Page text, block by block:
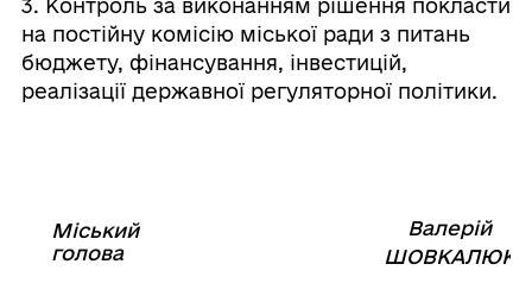
3. Контроль за виконанням рішення покласти
на постійну комісію міської ради з питань
бюджету, фінансування, інвестицій,
реалізації державної регуляторної політики.
Міський
голова⠀
Валерій
ШОВКАЛЮК